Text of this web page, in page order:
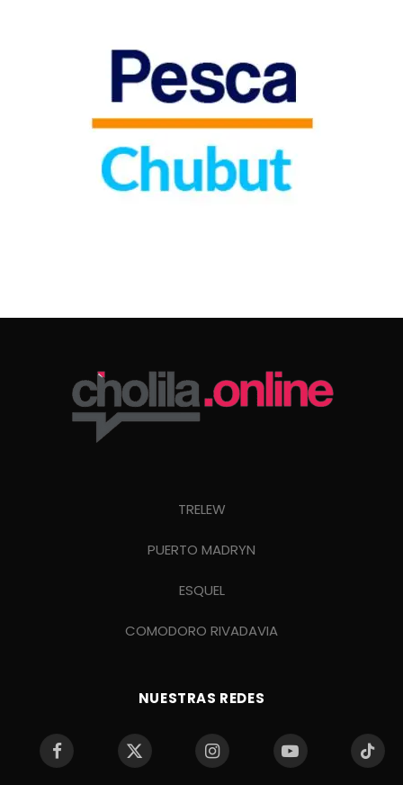
TRELEW
PUERTO MADRYN
ESQUEL
COMODORO RIVADAVIA
NUESTRAS REDES
Facebook
X
Instagram YouTube